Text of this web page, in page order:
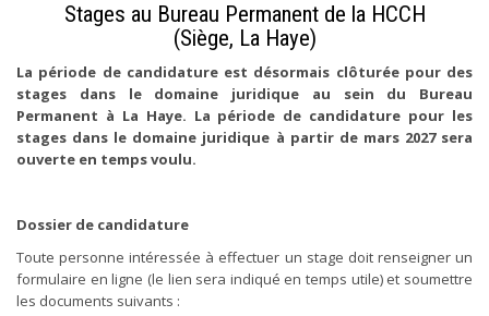
Stages au Bureau Permanent de la HCCH
(Siège, La Haye)
La période de candidature est désormais clôturée pour des
stages dans le domaine juridique au sein du Bureau
Permanent à La Haye. La période de candidature pour les
stages dans le domaine juridique à partir de mars 2027 sera
ouverte en temps voulu.
Dossier de candidature
Toute personne intéressée à effectuer un stage doit renseigner un
formulaire en ligne (le lien sera indiqué en temps utile) et soumettre
les documents suivants :